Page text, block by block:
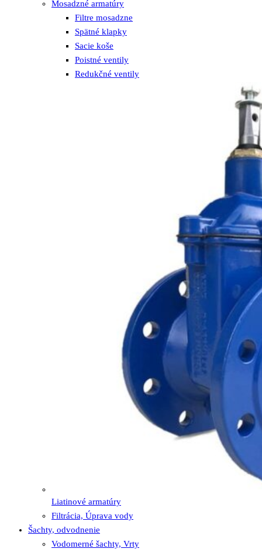
Mosadzné armatúry
Filtre mosadzne
Spätné klapky
Sacie koše
Poistné ventily
Redukčné ventily
Liatinové armatúry
Filtrácia, Úprava vody
Šachty, odvodnenie
Vodomerné šachty, Vrty